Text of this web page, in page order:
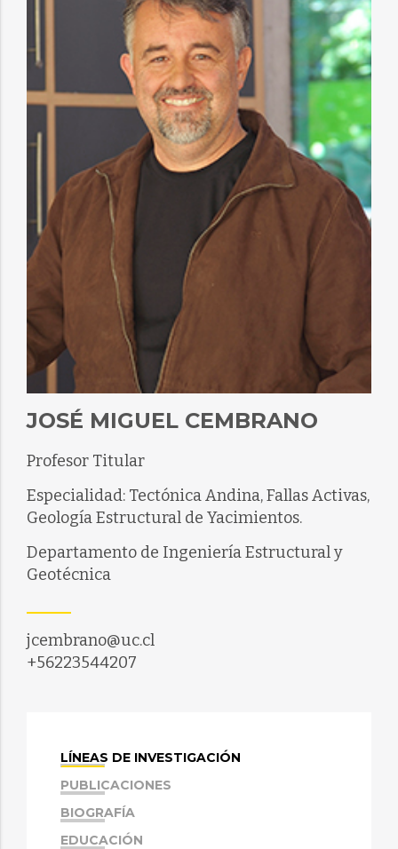
JOSÉ MIGUEL CEMBRANO
Profesor Titular
Especialidad: Tectónica Andina, Fallas Activas,
Geología Estructural de Yacimientos.
Departamento de Ingeniería Estructural y
Geotécnica
jcembrano@uc.cl
+56223544207
LÍNEAS DE INVESTIGACIÓN
PUBLICACIONES
BIOGRAFÍA
EDUCACIÓN